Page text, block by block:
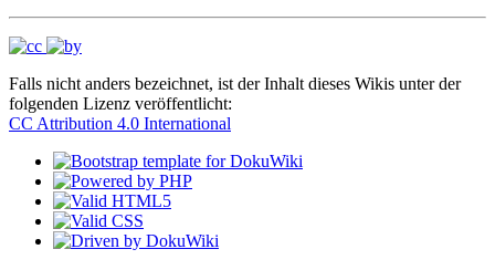
Falls nicht anders bezeichnet, ist der Inhalt dieses Wikis unter der
folgenden Lizenz veröffentlicht:
CC Attribution 4.0 International